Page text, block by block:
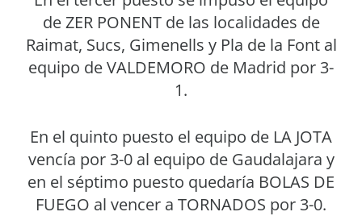
de ZER PONENT de las localidades de
Raimat, Sucs, Gimenells y Pla de la Font al
equipo de VALDEMORO de Madrid por 3-
1.
En el quinto puesto el equipo de LA JOTA
vencía por 3-0 al equipo de Gaudalajara y
en el séptimo puesto quedaría BOLAS DE
FUEGO al vencer a TORNADOS por 3-0.